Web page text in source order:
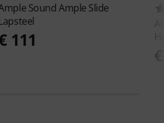
SoundAmple Slide
111